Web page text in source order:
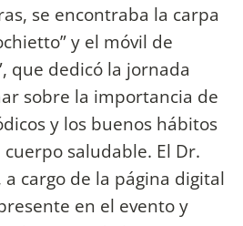
se encontraba la carpa
y el móvil de
que dedicó la jornada
sobre la importancia de
y los buenos hábitos
saludable. El Dr.
cargo de la página digital
en el evento y